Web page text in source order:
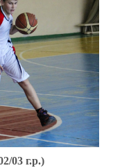
03 г.р.)